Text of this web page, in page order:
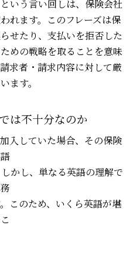
いう言い回しは、保険会社
れます。このフレーズは保
せたり、支払いを拒否した
めの戦略を取ることを意味
求者・請求内容に対して厳
ます。
は不十分なのか
入していた場合、その保険
かし、単なる英語の理解で
このため、いくら英語が堪